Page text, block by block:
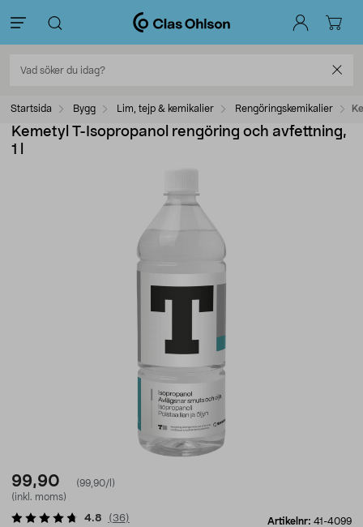
Startsida Bygg Lim, tejp & kemikalier Rengöringskemikalier
Kemetyl T-Isopropanol rengöring och avfettning,
1 l
99,90
(99,90/l)
(inkl. moms)
Artikelnr: 41-4099
4.8 (36)